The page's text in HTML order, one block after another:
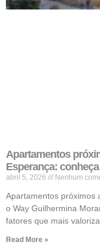
Apartamentos
Esperança:
abril 5, 2026 Nenhum
Apartamentos próximos
o Way Guilhermina
fatores que mais
Read More »